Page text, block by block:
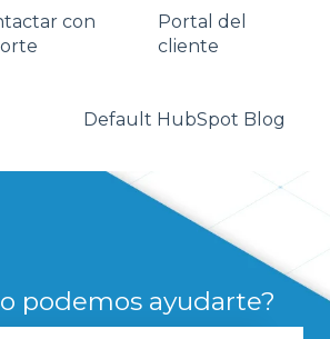
de Mostrar submenú de
con
Portal del
cliente
Default HubSpot Blog
podemos ayudarte?